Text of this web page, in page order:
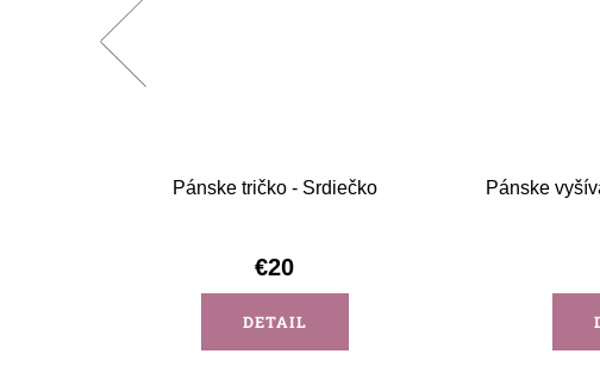
Pánske tričko - Srdiečko
€20
DETAIL
Pánske